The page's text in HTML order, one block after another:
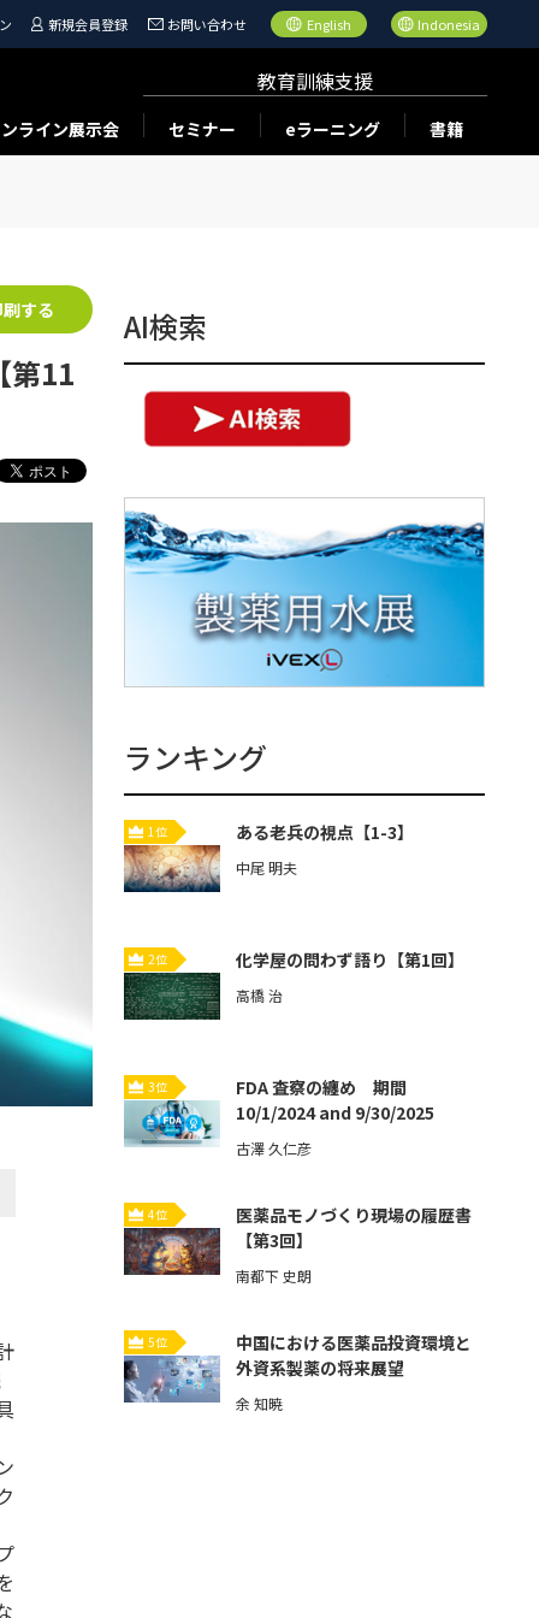
新規会員登録 お問い合わせ English Indonesia
ライン展示会
教育訓練支援
セミナー eラーニング 書籍
第11
する AI検索
ランキング
1位 ある老兵の視点【1-3】
中尾 明夫
2位 化学屋の問わず語り【第1回】
高橋 治
3位
FDA 査察の纏め 期間
10/1/2024 and 9/30/2025
古澤 久仁彦
4位
医薬品モノづくり現場の履歴書
【第3回】
南都下 史朗
5位
中国における医薬品投資環境と
外資系製薬の将来展望
余 知暁